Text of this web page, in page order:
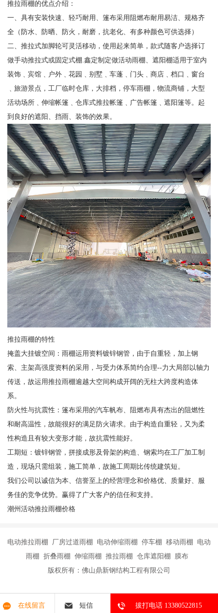
推拉雨棚的优点介绍：
一、具有安装快速、轻巧耐用、篷布采用阻燃布耐用易洁、规格齐
全（防水、防晒、防火，耐磨，抗老化、有多种颜色可供选择）
二、推拉式加脚轮可灵活移动，使用起来简单，款式随客户选择订
做手动推拉式或固定式棚.鑫定制定做活动雨棚、遮阳棚适用于室内
装饰﹑宾馆﹑户外﹑花园﹑别墅﹑车蓬﹑门头﹑商店﹑档口﹑窗台
﹑旅游景点，工厂临时仓库，大排档，停车雨棚，物流商铺，大型
活动场所﹑伸缩帐篷﹑仓库式推拉帐篷﹑广告帐篷﹑遮阳篷等。起
到良好的遮阳、挡雨、装饰的效果。
推拉雨棚的特性
掩盖大挂镀空间：雨棚运用资料镀锌钢管，由于自重轻，加上钢
索、主架高强度资料的采用，与受力体系简约合理--力大局部以轴力
传送，故运用推拉雨棚逾越大空间构成开阔的无柱大跨度构造体
系。
防火性与抗震性：篷布采用的汽车帆布、阻燃布具有杰出的阻燃性
和耐高温性，故能很好的满足防火请求。由于构造自重轻，又为柔
性构造且有较大变形才能，故抗震性能好。
工期短：镀锌钢管，拼接成形及骨架的构造、钢索均在工厂加工制
造，现场只需组装，施工简单，故施工周期比传统建筑短。
我们公司以诚信为本、信誉至上的经营理念和价格优、质量好、服
务佳的竞争优势。赢得了广大客户的信任和支持。
潮州活动推拉雨棚价格
电动推拉雨棚 厂房过道雨棚 电动伸缩雨棚 停车棚 移动雨棚 电动
雨棚 折叠雨棚 伸缩雨棚 推拉雨棚 仓库遮阳棚 膜布
版权所有：佛山鼎新钢结构工程有限公司
在线留言 短信 拔打电话 13380522815